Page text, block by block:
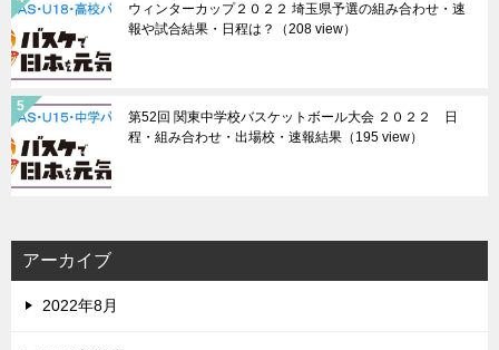
ウィンターカップ２０２２ 埼玉県予選の組み合わせ・速
報や試合結果・日程は？
（208 view）
第52回 関東中学校バスケットボール大会 ２０２２ 日
程・組み合わせ・出場校・速報結果 （195 view）
アーカイブ
2022年8月